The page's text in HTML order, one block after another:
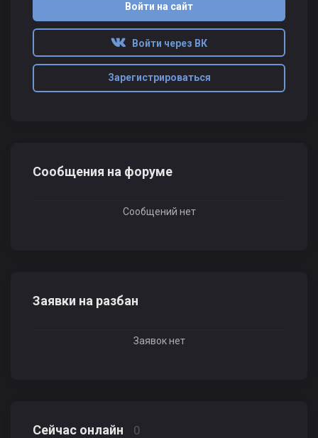
Войти на сайт
Войти через ВК
Зарегистрироваться
Сообщения на форуме
Сообщений нет
Заявки на разбан
Заявок нет
Сейчас онлайн 0